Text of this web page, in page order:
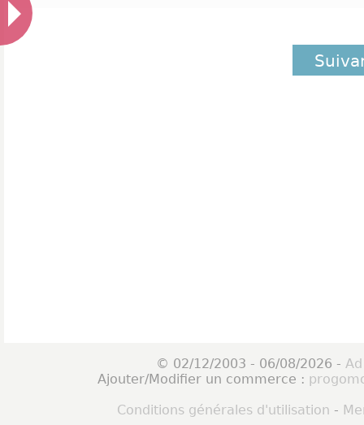
© 02/12/2003 - 06/08/2026 -
Ajouter/Modifier un commerce :
Conditions générales d'utilisation -